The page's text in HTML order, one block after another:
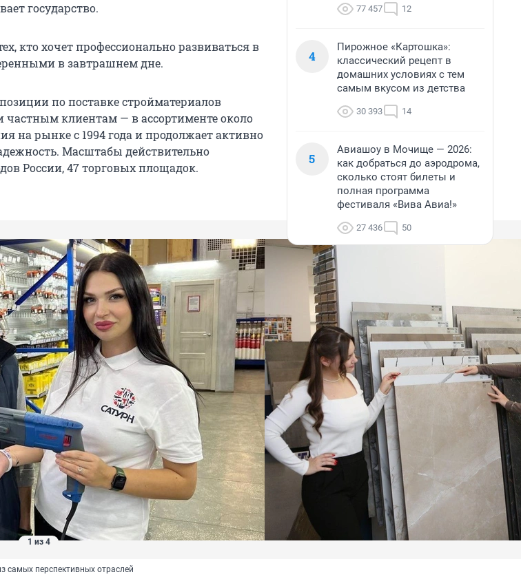
государство.
кто хочет профессионально развиваться в
в завтрашнем дне.
по поставке стройматериалов
клиентам — в ассортименте около
на рынке с 1994 года и продолжает активно
Масштабы действительно
России, 47 торговых площадок.
1 из 4
самых перспективных отраслей
77 457 12
4
Пирожное «Картошка»:
классический рецепт в
домашних условиях с тем
самым вкусом из детства
30 393 14
5
Авиашоу в Мочище — 2026:
как добраться до аэродрома,
сколько стоят билеты и
полная программа
фестиваля «Вива Авиа!»
27 436 50